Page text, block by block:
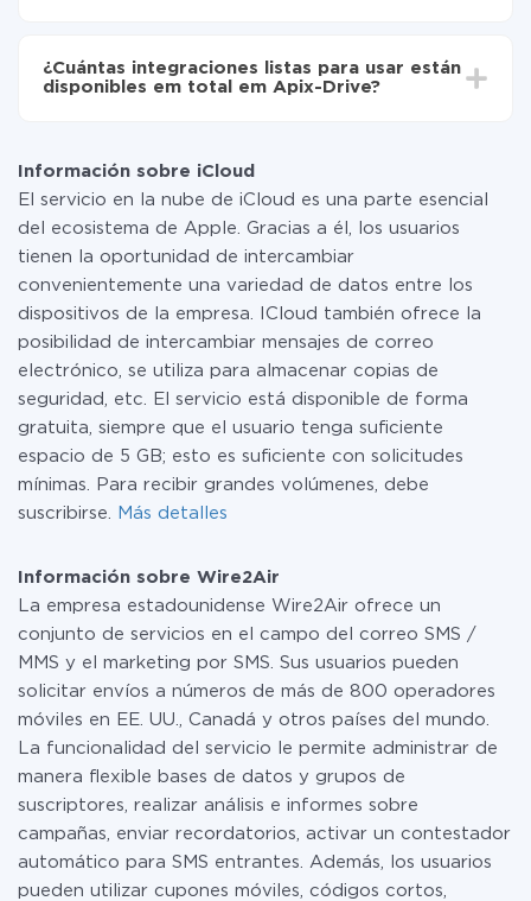
tarifas. Usted solo paga por la cantidad de datos que
realmente se transfieren de uno de sus sistemas a otro
manera segura un plan de tarifa gratuita o cambiar a
uno de pago, si es necesario. Más detalles sobre
tarifas.
¿Cuántas integraciones listas para usar están
disponibles em total em Apix-Drive?
Información sobre iCloud
El servicio en la nube de iCloud es una parte esencial
del ecosistema de Apple. Gracias a él, los usuarios
tienen la oportunidad de intercambiar
convenientemente una variedad de datos entre los
dispositivos de la empresa. ICloud también ofrece la
posibilidad de intercambiar mensajes de correo
electrónico, se utiliza para almacenar copias de
seguridad, etc. El servicio está disponible de forma
gratuita, siempre que el usuario tenga suficiente
espacio de 5 GB; esto es suficiente con solicitudes
mínimas. Para recibir grandes volúmenes, debe
suscribirse.
Más detalles
Información sobre Wire2Air
La empresa estadounidense Wire2Air ofrece un
conjunto de servicios en el campo del correo SMS /
MMS y el marketing por SMS. Sus usuarios pueden
solicitar envíos a números de más de 800 operadores
móviles en EE. UU., Canadá y otros países del mundo.
La funcionalidad del servicio le permite administrar de
manera flexible bases de datos y grupos de
suscriptores, realizar análisis e informes sobre
campañas, enviar recordatorios, activar un contestador
automático para SMS entrantes. Además, los usuarios
pueden utilizar cupones móviles, códigos cortos,